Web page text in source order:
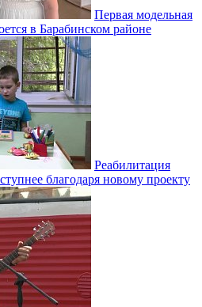
Первая модельная
в Барабинском районе
Реабилитация
благодаря новому проекту